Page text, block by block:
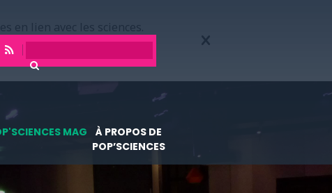
en lien avec les sciences.
MAG
À PROPOS DE
POP’SCIENCES